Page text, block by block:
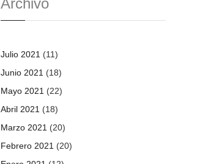
Archivo
Julio 2021 (11)
Junio 2021 (18)
Mayo 2021 (22)
Abril 2021 (18)
Marzo 2021 (20)
Febrero 2021 (20)